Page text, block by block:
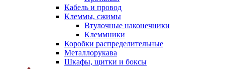
Кабель и провод
Клеммы, сжимы
Втулочные наконечники
Клеммники
Коробки распределительные
Металлорукава
Шкафы, щитки и боксы